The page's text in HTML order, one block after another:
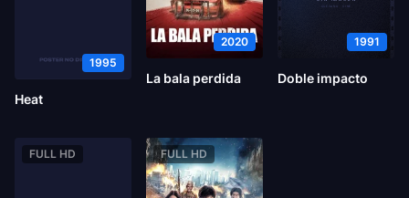
1995
Heat
2020
La bala perdida
1991
Doble impacto
FULL HD FULL HD